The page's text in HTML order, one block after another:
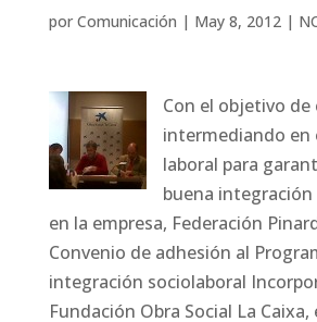
por Comunicación | May 8, 2012|
Con el objetivo
intermediando en
laboral para
buena integración
en la empresa, Federación
Convenio de adhesión al
integración sociolaboral
Fundación Obra Social La Caixa,